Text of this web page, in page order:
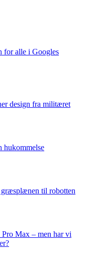
for alle i Googles
design fra militæret
hukommelse
til robotten
Max – men har vi